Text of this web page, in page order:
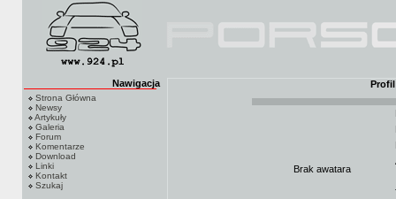
Nawigacja
Strona Główna
Newsy
Artykuły
Galeria
Forum
Komentarze
Download
Linki
Kontakt
Szukaj
Brak awatara